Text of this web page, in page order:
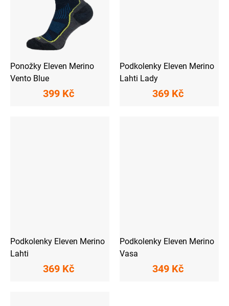
Ponožky Eleven Merino
Vento Blue
399 Kč
Podkolenky Eleven Merino
Lahti Lady
369 Kč
Podkolenky Eleven Merino
Lahti
369 Kč
Podkolenky Eleven Merino
Vasa
349 Kč